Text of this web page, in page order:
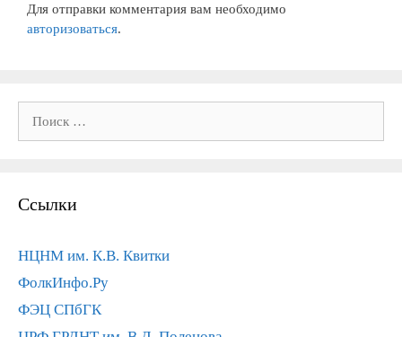
Для отправки комментария вам необходимо
авторизоваться.
Ссылки
НЦНМ им. К.В. Квитки
ФолкИнфо.Ру
ФЭЦ СПбГК